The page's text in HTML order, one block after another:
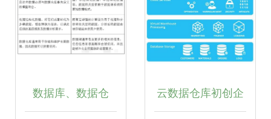
数据库、数据仓 云数据仓库初创企